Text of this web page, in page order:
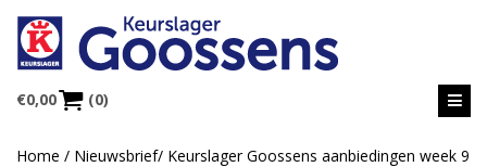
€0,00 (0)
Home / Nieuwsbrief/ Keurslager Goossens aanbiedingen week 9